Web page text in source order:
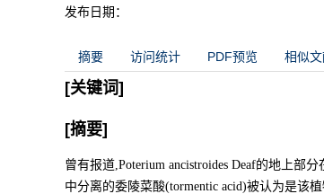
发布日期：
摘要 访问统计 PDF预览 相似
[关键词]
[摘要]
曾有报道,Poterium ancistroides Deaf的地上部
中分离的委陵菜酸(tormentic acid)被认为是该